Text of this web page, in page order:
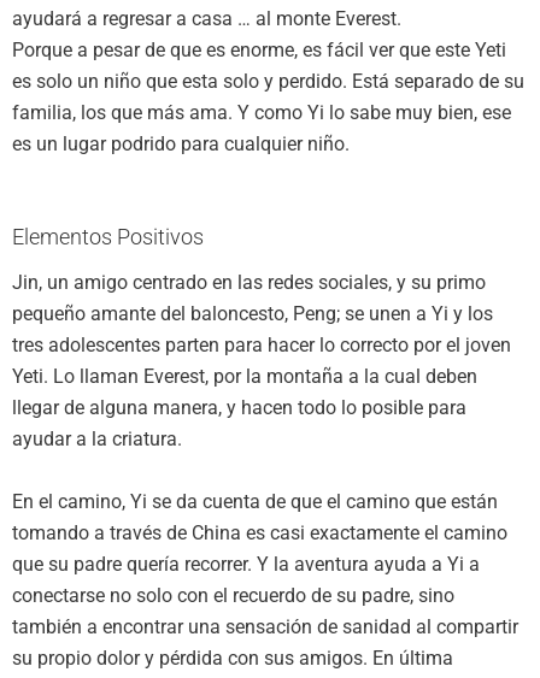
ayudará a regresar a casa … al monte Everest.
Porque a pesar de que es enorme, es fácil ver que este Yeti
es solo un niño que esta solo y perdido. Está separado de su
familia, los que más ama. Y como Yi lo sabe muy bien, ese
es un lugar podrido para cualquier niño.
Elementos Positivos
Jin, un amigo centrado en las redes sociales, y su primo
pequeño amante del baloncesto, Peng; se unen a Yi y los
tres adolescentes parten para hacer lo correcto por el joven
Yeti. Lo llaman Everest, por la montaña a la cual deben
llegar de alguna manera, y hacen todo lo posible para
ayudar a la criatura.
En el camino, Yi se da cuenta de que el camino que están
tomando a través de China es casi exactamente el camino
que su padre quería recorrer. Y la aventura ayuda a Yi a
conectarse no solo con el recuerdo de su padre, sino
también a encontrar una sensación de sanidad al compartir
su propio dolor y pérdida con sus amigos. En última